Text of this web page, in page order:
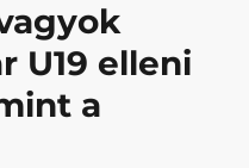
U19 elleni
a